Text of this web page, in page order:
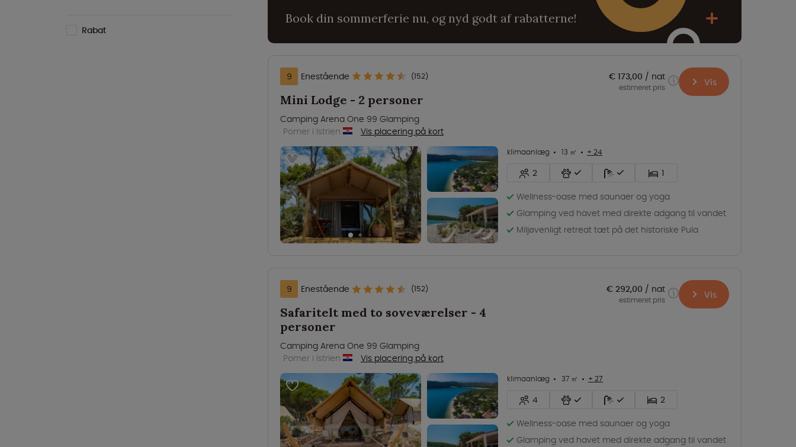
Rabat
Book din sommerferie nu, og nyd godt af rabatterne!
9 Enestående (152)
Mini Lodge - 2 personer
Camping Arena One 99 Glamping
Pomer i Istrien
Vis placering på kort
klimaanlæg 13 ㎡ + 24
2
1
Wellness-oase med saunaer og yoga
Glamping ved havet med direkte adgang til vandet
Miljøvenligt retreat tæt på det historiske Pula
€ 173,00 nat
estimeret pris Vis
9 Enestående (152)
Safaritelt med to soveværelser - 4
personer
Camping Arena One 99 Glamping
Pomer i Istrien
Vis placering på kort
klimaanlæg 37 ㎡ + 27
4
2
Wellness-oase med saunaer og yoga
Glamping ved havet med direkte adgang til vandet
€ 292,00 nat
estimeret pris Vis